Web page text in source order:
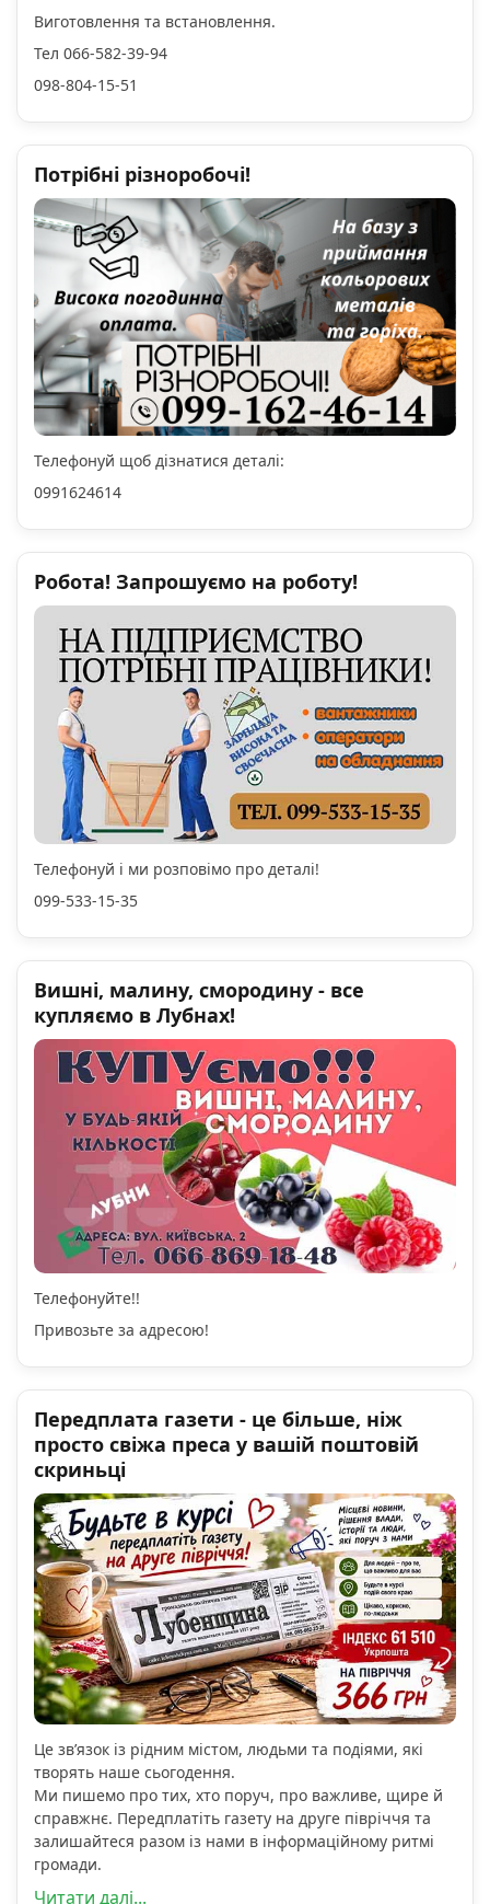
Виготовлення та встановлення.
Тел 066-582-39-94
098-804-15-51
Потрібні різноробочі!
Телефонуй щоб дізнатися деталі:
0991624614
Робота! Запрошуємо на роботу!
Телефонуй і ми розповімо про деталі!
099-533-15-35
Вишні, малину, смородину - все
купляємо в Лубнах!
Телефонуйте!!
Привозьте за адресою!
Передплата газети - це більше, ніж
просто свіжа преса у вашій поштовій
скриньці
Це зв’язок із рідним містом, людьми та подіями, які
творять наше сьогодення.
Ми пишемо про тих, хто поруч, про важливе, щире й
справжнє. Передплатіть газету на друге півріччя та
залишайтеся разом із нами в інформаційному ритмі
громади.
Читати далі...